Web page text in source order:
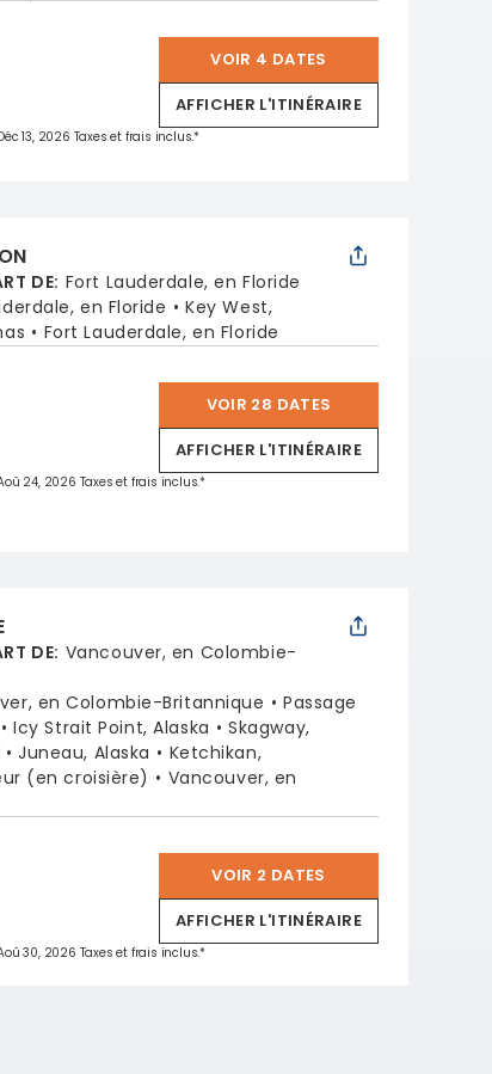
VOIR 4 DATES
AFFICHER L'ITINÉRAIRE
13, 2026 Taxes et frais inclus.*
DE: Fort Lauderdale, en Floride
en Floride
Key West,
Fort Lauderdale, en Floride
VOIR 28 DATES
AFFICHER L'ITINÉRAIRE
24, 2026 Taxes et frais inclus.*
DE: Vancouver, en Colombie-
en Colombie-Britannique
Passage
Icy Strait Point, Alaska
Skagway,
Juneau, Alaska
Ketchikan,
(en croisière)
Vancouver, en
VOIR 2 DATES
AFFICHER L'ITINÉRAIRE
30, 2026 Taxes et frais inclus.*